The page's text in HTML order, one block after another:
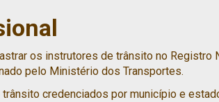
os instrutores de trânsito no Registro
pelo Ministério dos Transportes.
credenciados por município e